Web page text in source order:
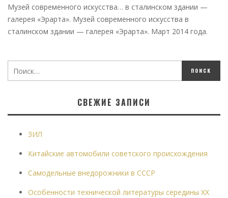
Музей современного искусства… в сталинском здании —
галерея «Эрарта». Музей современного искусства в
сталинском здании — галерея «Эрарта». Март 2014 года.
СВЕЖИЕ ЗАПИСИ
ЗИЛ
Китайские автомобили советского происхождения
Самодельные внедорожники в СССР
Особенности технической литературы середины XX